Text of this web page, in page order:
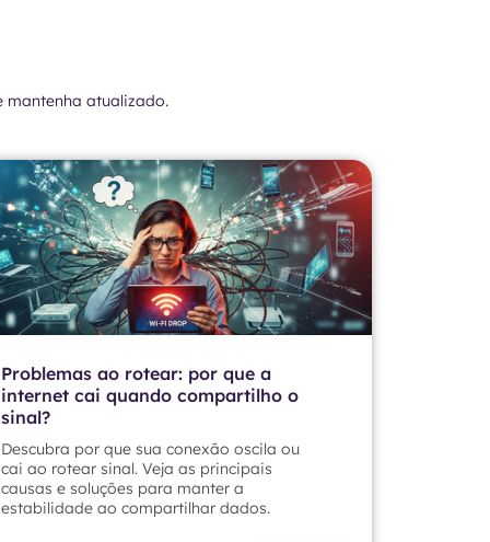
mantenha atualizado.
Problemas ao rotear: por que a
internet cai quando compartilho o
sinal?
Descubra por que sua conexão oscila ou
cai ao rotear sinal. Veja as principais
causas e soluções para manter a
estabilidade ao compartilhar dados.